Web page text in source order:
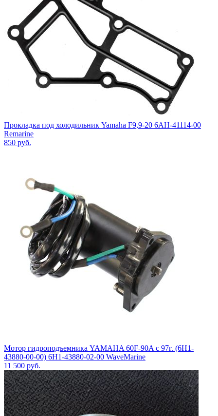
Прокладка под холодильник Yamaha F9,9-20 6AH-41114-00
Remarine
850 руб.
Мотор гидроподъемника YAMAHA 60F-90A с 97г. (6H1-
43880-00-00) 6H1-43880-02-00 WaveMarine
11 500 руб.